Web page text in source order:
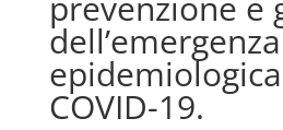
dell’emergenza
COVID-19.